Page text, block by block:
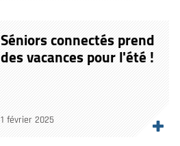
Séniors connectés prend
des vacances pour l'été !
1 février 2025